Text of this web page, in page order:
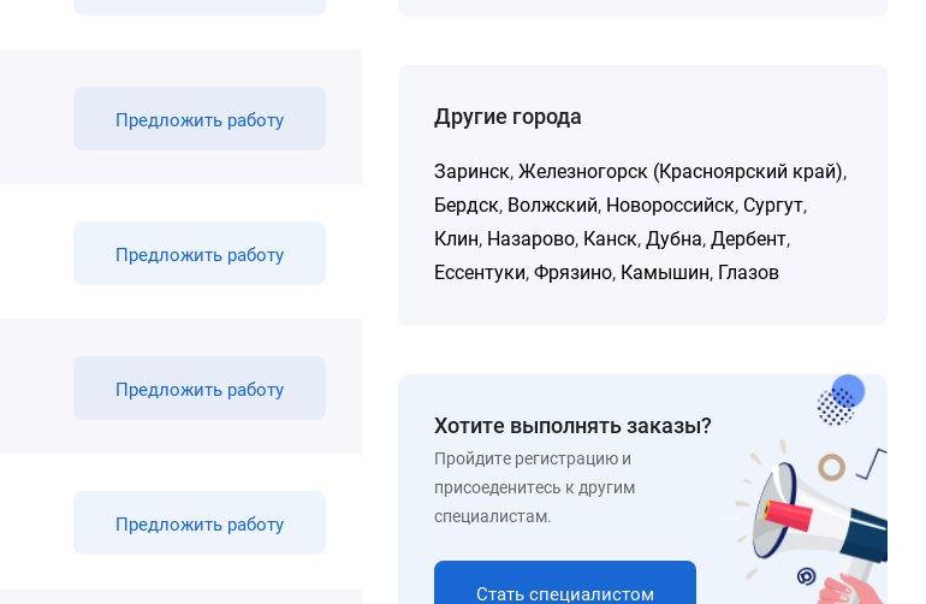
Предложить работу
Предложить работу
Предложить работу
Предложить работу
Другие города
Заринск,Железногорск (Красноярский край),
Бердск, Волжский, Новороссийск, Сургут,
Клин, Назарово, Канск,Дубна,Дербент,
Ессентуки,Фрязино, Камышин, Глазов
Хотите выполнять заказы?
Пройдите регистрацию и
присоеденитесь к другим
специалистам.
Стать специалистом